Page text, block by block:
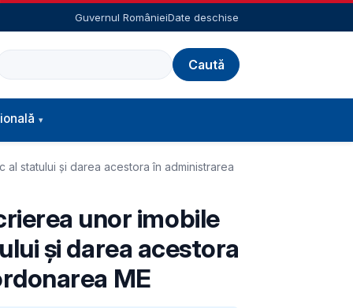
Guvernul RomânieiDate deschise
statului și darea acestora în administrarea
unor imobile
și darea acestora
ME